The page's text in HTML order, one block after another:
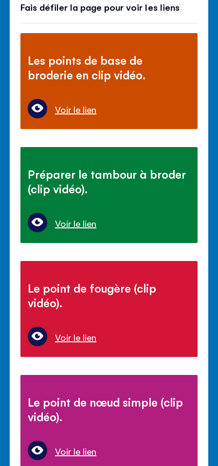
Fais défiler la page pour voir les liens
Les points de base de
broderie en clip vidéo.
Voir le lien
Préparer le tambour à broder
(clip vidéo).
Voir le lien
Le point de fougère (clip
vidéo).
Voir le lien
Le point de nœud simple (clip
vidéo).
Voir le lien